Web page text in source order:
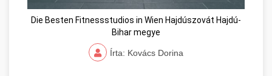
Die Besten Fitnessstudios in Wien Hajdúszovát Hajdú-
Bihar megye
Írta: Kovács Dorina